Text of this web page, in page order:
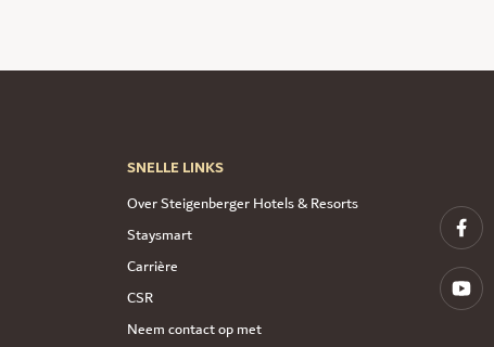
SNELLE LINKS
Over Steigenberger Hotels & Resorts
Staysmart
Carrière
CSR
Neem contact op met